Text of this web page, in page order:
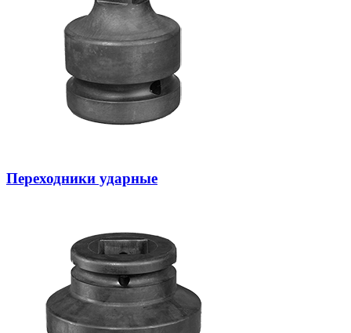
Переходники ударные